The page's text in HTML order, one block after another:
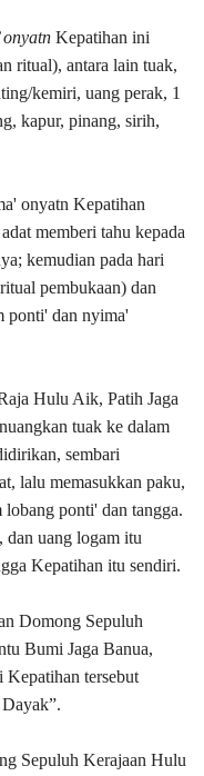
onyatn Kepatihan ini
ritual), antara lain tuak,
kemiri, uang perak, 1
kapur, pinang, sirih,
onyatn Kepatihan
memberi tahu kepada
kemudian pada hari
pembukaan) dan
ponti' dan nyima'
Hulu Aik, Patih Jaga
tuak ke dalam
sembari
lalu memasukkan paku,
ponti' dan tangga.
dan uang logam itu
Kepatihan itu sendiri.
Domong Sepuluh
Bumi Jaga Banua,
tersebut
Sepuluh Kerajaan Hulu